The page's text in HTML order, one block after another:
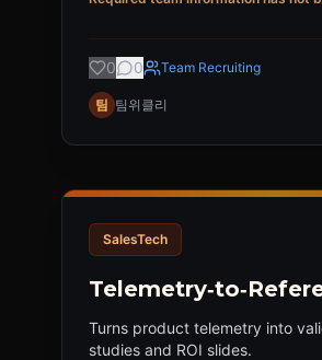
0 0 Team Recruiting
팀 팀위클리
SalesTech
Turns product telemetry into
studies and ROI slides.